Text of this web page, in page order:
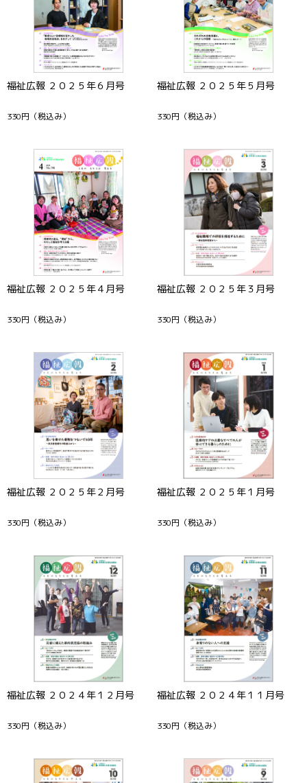
福祉広報 ２０２５年６月号
330円 （税込み）
福祉広報 ２０２５年５月号
330円 （税込み）
福祉広報 ２０２５年４月号
330円 （税込み）
福祉広報 ２０２５年３月号
330円 （税込み）
福祉広報 ２０２５年２月号
330円 （税込み）
福祉広報 ２０２５年１月号
330円 （税込み）
福祉広報 ２０２４年１２月号
330円 （税込み）
福祉広報 ２０２４年１１月号
330円 （税込み）